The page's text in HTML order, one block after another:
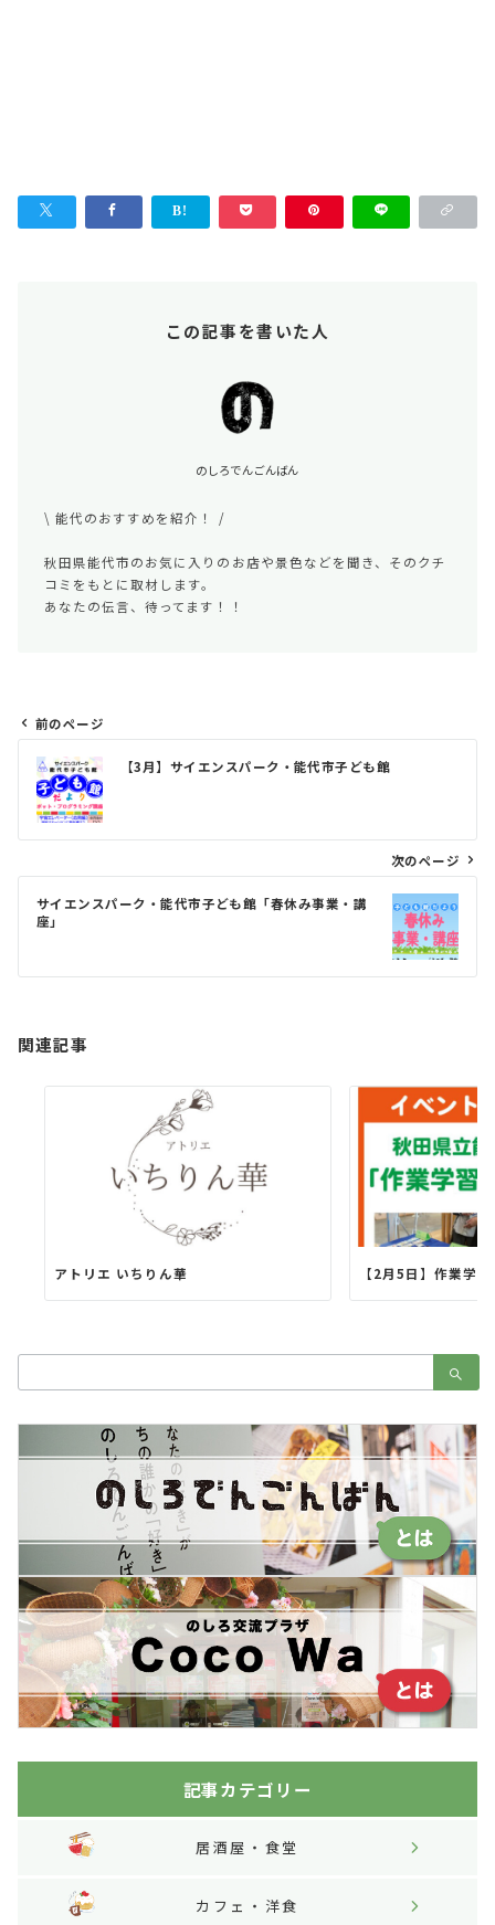
この記事を書いた人
のしろでんごんばん
\ 能代のおすすめを紹介！ /
秋田県能代市のお気に入りのお店や景色などを聞き、そのクチ
コミをもとに取材します。
あなたの伝言、待ってます！！
投
稿
ナ
ー
前のページ
【3月】サイエンスパーク・能代市子ども館
次のページ
サイエンスパーク・能代市子ども館「春休み事業・講
座」
関連記事
アトリエ いちりん華 【2月5日】作業学
索：
記事カテゴリー
居酒屋・食堂
カフェ・洋食